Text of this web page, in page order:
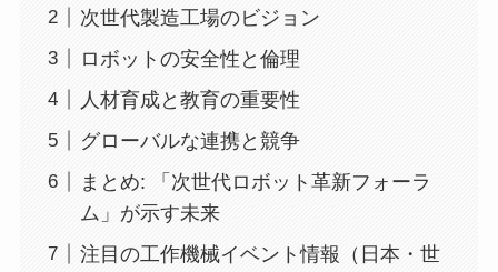
次世代製造工場のビジョン
ロボットの安全性と倫理
人材育成と教育の重要性
グローバルな連携と競争
まとめ: 「次世代ロボット革新フォーラ
ム」が示す未来
注目の工作機械イベント情報（日本・世